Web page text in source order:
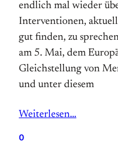
endlich mal wieder
Interventionen,
gut finden, zu
am 5. Mai, dem
Gleichstellung von
und unter diesem
Weiterlesen…
0